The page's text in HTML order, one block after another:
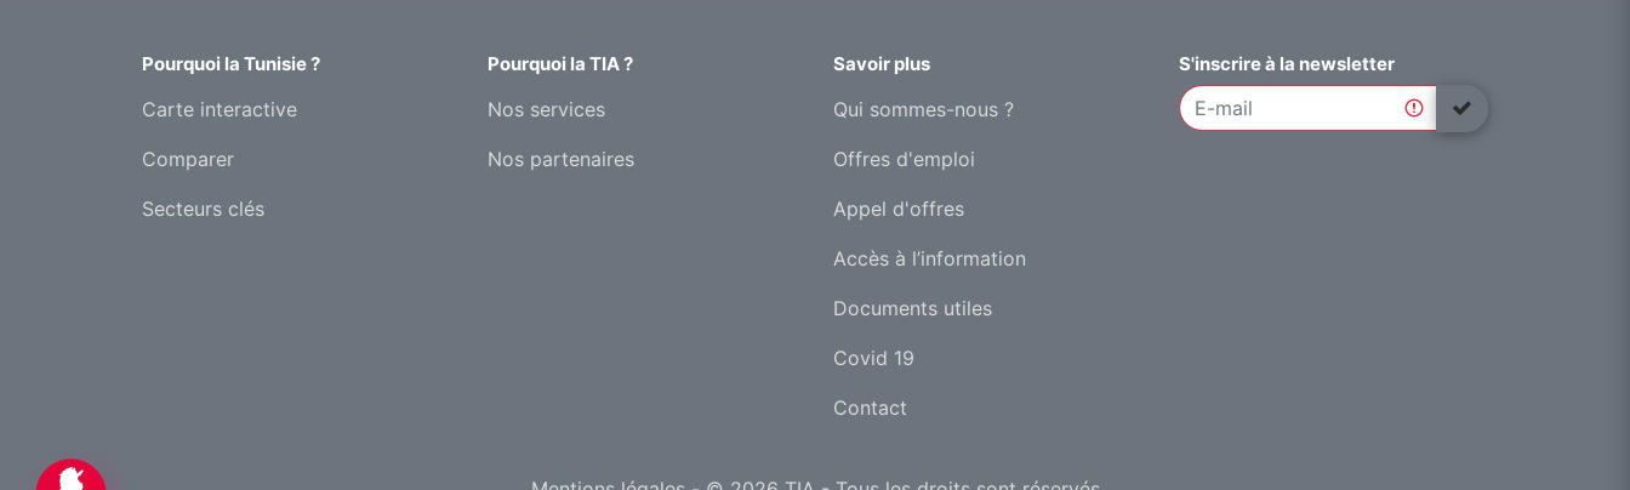
Pourquoi la Tunisie ?
Carte interactive
Comparer
Secteurs clés
Pourquoi la TIA ?
Nos services
Nos partenaires
Savoir plus
Qui sommes-nous ?
Offres d'emploi
Appel d'offres
Accès à l’information
Documents utiles
Covid 19
Contact
S'inscrire à la newsletter